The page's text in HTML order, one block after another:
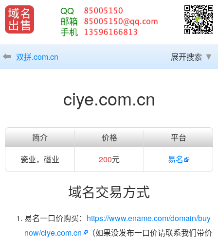
QQ
邮箱
手机
双拼.com.cn 展开搜索
ciye.com.cn
简介 价格
平台
瓷业，磁业
200元 易名
域名交易方式
易名一口价购买： https://www.ename.com/domain/buy
now/ciye.com.cn
（如果没发布一口价请联系我们带价